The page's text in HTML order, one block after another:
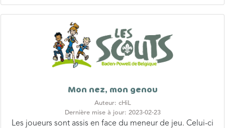
Mon nez, mon genou
Auteur: cHiL
Dernière mise à jour: 2023-02-23
Les joueurs sont assis en face du meneur de jeu. Celui-ci